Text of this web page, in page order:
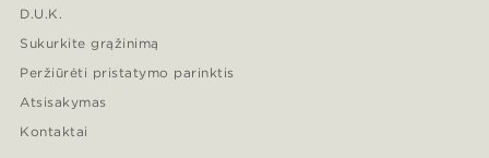
D.U.K.
Sukurkite grąžinimą
Peržiūrėti pristatymo parinktis
Atsisakymas
Kontaktai